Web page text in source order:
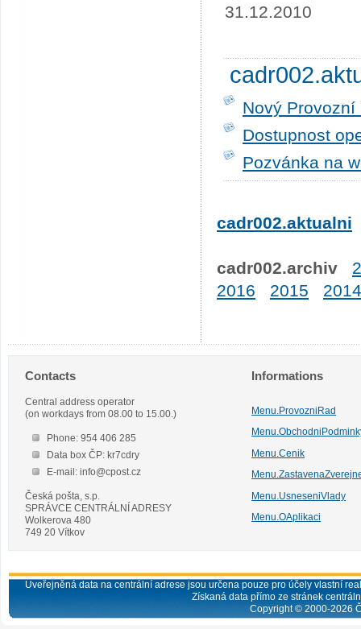
31.12.2010
Nový
Dostupnost
Pozvánka na
cadr002.aktualni
cadr002.archiv
2016
2015 2014
Contacts
Central address operator
(on workdays from 08.00 to 15.00.)
Phone: 954 406 285
Data box ČP: kr7cdry
E-mail: info@cpost.cz
Česká pošta, s.p.
SPRÁVCE CENTRÁLNÍ ADRESY
Wolkerova 480
749 20 Vítkov
Informations
Menu.ProvozniRad
Menu.Cenik
Menu.UsneseniVlady
Menu.OAplikaci
Uveřejněná data na centrální adrese jsou určena pouze pro účely vlastní
Získaná data přímo ze stránek
Copyright © 2000-2026